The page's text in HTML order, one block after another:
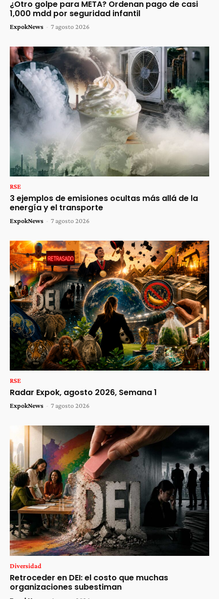
¿Otro golpe para META? Ordenan pago de casi
1,000 mdd por seguridad infantil
ExpokNews - 7 agosto 2026
RSE
3 ejemplos de emisiones ocultas más allá de la
energía y el transporte
ExpokNews - 7 agosto 2026
RSE
Radar Expok, agosto 2026, Semana 1
ExpokNews - 7 agosto 2026
Diversidad
Retroceder en DEI: el costo que muchas
organizaciones subestiman